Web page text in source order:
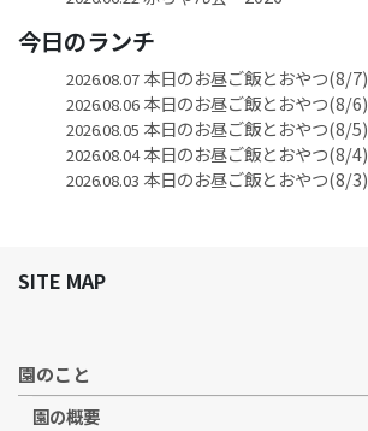
今日のランチ
2026.08.07本日のお昼ご飯とおやつ(8/7)
2026.08.06本日のお昼ご飯とおやつ(8/6)
2026.08.05 本日のお昼ご飯とおやつ(8/5)
2026.08.04本日のお昼ご飯とおやつ(8/4)
2026.08.03 本日のお昼ご飯とおやつ(8/3)
SITE MAP
園のこと
園の概要